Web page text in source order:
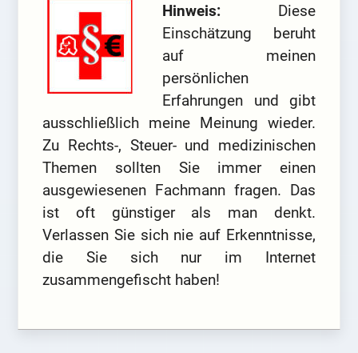
Hinweis: Diese
Einschätzung beruht
auf meinen
persönlichen
Erfahrungen und gibt
ausschließlich meine Meinung wieder.
Zu Rechts-, Steuer- und medizinischen
Themen sollten Sie immer einen
ausgewiesenen Fachmann fragen. Das
ist oft günstiger als man denkt.
Verlassen Sie sich nie auf Erkenntnisse,
die Sie sich nur im Internet
zusammengefischt haben!